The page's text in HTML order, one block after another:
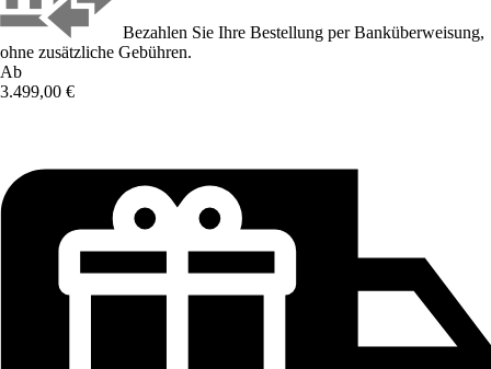
Bezahlen Sie Ihre Bestellung per Banküberweisung,
ohne zusätzliche Gebühren.
Ab
3.499,00 €